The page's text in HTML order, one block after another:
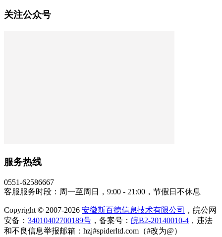
关注公众号
服务热线
0551-62586667
客服服务时段：周一至周日，9:00 - 21:00，节假日不休息
Copyright © 2007-2026 安徽斯百德信息技术有限公司
，皖公网
安备： 34010402700189号 ，备案号： 皖B2-20140010-4 ，违法
和不良信息举报邮箱：hzj#spiderltd.com（#改为@）